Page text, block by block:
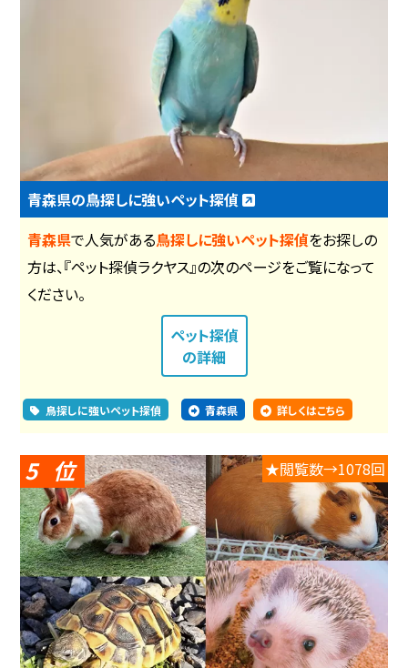
青森県の鳥探しに強いペット探偵
青森県で人気がある鳥探しに強いペット探偵をお探しの
方は、『ペット探偵ラクヤス』の次のページをご覧になって
ください。
ペット探偵
の詳細
鳥探しに強いペット探偵 青森県 詳しくはこちら
5 ★閲覧数→1078回